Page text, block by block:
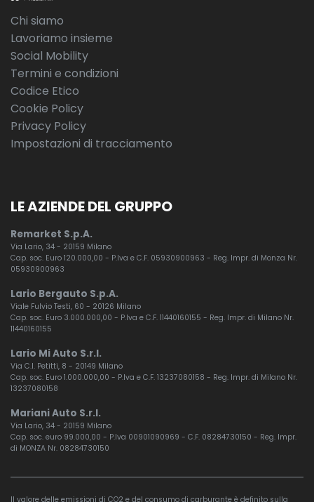
Chi siamo
Lavoriamo insieme
Social Mobility
Termini e condizioni
Codice Etico
Cookie Policy
Privacy Policy
Impostazioni di tracciamento
LE AZIENDE DEL GRUPPO
Remarket S.p.A.
Via Lario, 34 - 20159 Milano
Cap. soc. Euro 120.000,00 - P.Iva e C.F. 05930900963 - Reg. Impr. di Monza Nr.
05930900963
Lario Bergauto S.p.A.
Viale Fulvio Testi, 60 - 20126 Milano
Cap. soc. Euro 3.000.000,00 - P.Iva e C.F. 11440160155 - Reg. Impr. di Milano Nr.
11440160155
Lario Mi Auto S.r.l.
Via C.I. Petitti, 8 - 20149 Milano
Cap. soc. Euro 1.000.000,00 - P.Iva e C.F. 13237080158 - Reg. Impr. di Milano Nr.
13237080158
Mariani Auto S.r.l.
Via Lario, 34 - 20159 Milano
Cap. soc. euro 99.000,00 - P.Iva 00901090969 - C.F. 08284730150 - Reg. Impr.
di MONZA Nr. 08284730150
Il valore delle emissioni di CO2 e del consumo di carburante è definito sulla